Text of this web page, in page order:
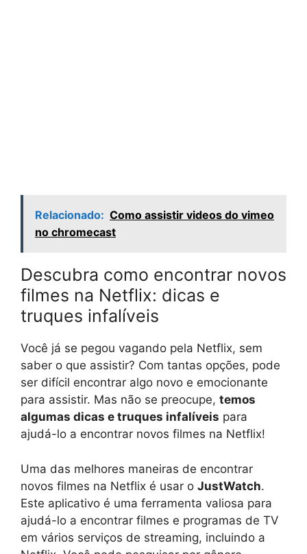
Relacionado: Como assistir videos do vimeo
no chromecast
Descubra como encontrar novos
filmes na Netflix: dicas e
truques infalíveis
Você já se pegou vagando pela Netflix, sem
saber o que assistir? Com tantas opções, pode
ser difícil encontrar algo novo e emocionante
para assistir. Mas não se preocupe, temos
algumas dicas e truques infalíveis para
ajudá-lo a encontrar novos filmes na Netflix!
Uma das melhores maneiras de encontrar
novos filmes na Netflix é usar o JustWatch.
Este aplicativo é uma ferramenta valiosa para
ajudá-lo a encontrar filmes e programas de TV
em vários serviços de streaming, incluindo a